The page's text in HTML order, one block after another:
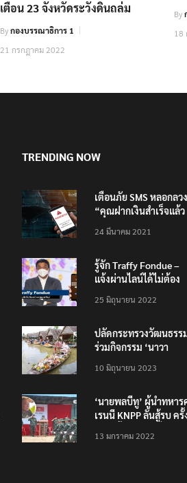
เตือน 23 จังหวัดระวังดินถล่ม
Byกองบรรณาธิการ 1
21 กรกฎาคม 2022
By
18
TRENDING NOW
เตือนภัย SMS หลอกลวง
“คุณฝากเงินสำเร็จแล้ว
200,000 บาท”
24 มีนาคม 2021
รู้จัก Traffy Fondue –
แจ้งผ่านไลน์ได้ไม่ต้อง
ทั่วไทย ไม่ใช่แค่ในกรุง
25 มิถุนายน 2022
ปลัดกระทรวงวัฒนธรร
ร่วมกิจกรรม ‘นาวา
ตักบาตรทางน้ำ
10 มิถุนายน 2023
‘นายพลบีทู’ ผู้นำทหาร
เรนนี KNPP ลั่นสู้รบ ครั้
ประชาชนต้องชนะ
13 มกราคม 2022